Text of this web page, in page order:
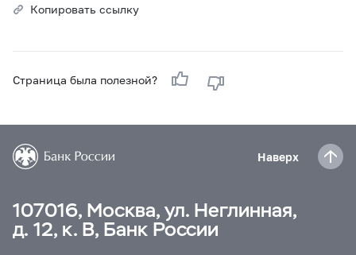
Копировать ссылку
Страница была полезной?
Наверх
107016, Москва, ул. Неглинная,
д. 12, к. В, Банк России